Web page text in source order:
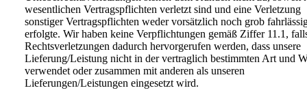
wesentlichen Vertragspflichten verletzt sind und eine Verletzung
sonstiger Vertragspflichten weder vorsätzlich noch grob
erfolgte. Wir haben keine Verpflichtungen gemäß Ziffer 11.1,
Rechtsverletzungen dadurch hervorgerufen werden, dass unsere
Lieferung/Leistung nicht in der vertraglich bestimmten Art und
verwendet oder zusammen mit anderen als unseren
Lieferungen/Leistungen eingesetzt wird.